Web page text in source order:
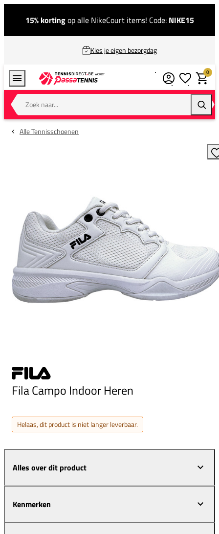
15% kortingop alle NikeCourt items! Code: NIKE15
Kies je eigen bezorgdag
Zoek naar...
0
Alle Tennisschoenen
Fila Campo Indoor Heren
Helaas, dit product is niet langer leverbaar.
Alles over dit product
Kenmerken